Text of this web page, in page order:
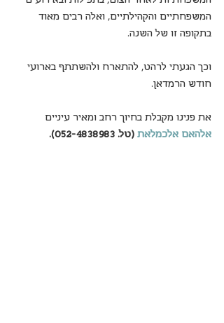
המשפחתיים והקהילתיים, ואלה רבים מאוד
בתקופה זו של השנה.
וכך הגעתי לרהט, להתארח ולהשתתף בארועי
חודש הרמדאן.
את פנינו מקבלת בחיוך רחב ומאיר עיניים
אלהאם אלכמלאת (טל. 052-4838983).